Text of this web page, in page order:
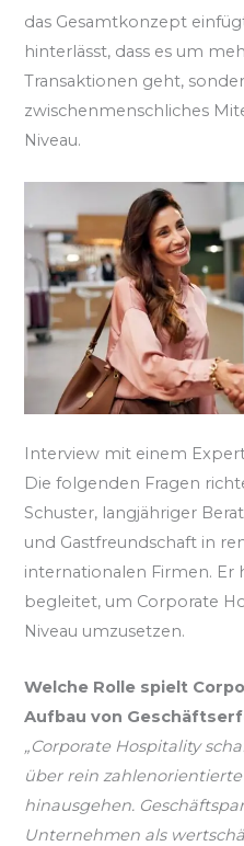
das Gesamtkonzept
hinterlässt, dass es um
Transaktionen geht,
zwischenmenschliches
Niveau.
Interview mit einem
Die folgenden Fragen
Schuster, langjähriger
und Gastfreundschaft in
internationalen Firmen. Er
begleitet, um Corporate
Niveau umzusetzen.
Welche Rolle spielt
Aufbau von
„Corporate Hospitality
über rein
hinausgehen.
Unternehmen als